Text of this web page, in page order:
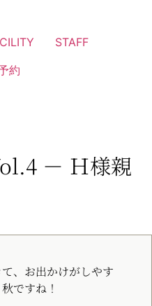
STAFF
約
－ Ｈ様親
、 お出かけがしやす
ですね！